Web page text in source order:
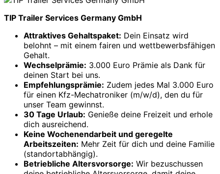
TIP Trailer Services Germany GmbH
Attraktives Gehalts­paket: Dein Einsatz wird
belohnt – mit einem fairen und wettbewerbs­fähigen
Gehalt.
Wechsel­prämie: 3.000 Euro Prämie als Dank für
deinen Start bei uns.
Empfehlungs­prämie: Zudem jedes Mal 3.000 Euro
für einen Kfz-Mechatroniker (m/w/d), den du für
unser Team gewinnst.
30 Tage Urlaub: Genieße deine Freizeit und erhole
dich ausreichend.
Keine Wochenend­arbeit und geregelte
Arbeitszeiten: Mehr Zeit für dich und deine Familie
(standortabhängig).
Betriebliche Alters­vorsorge: Wir bezuschussen